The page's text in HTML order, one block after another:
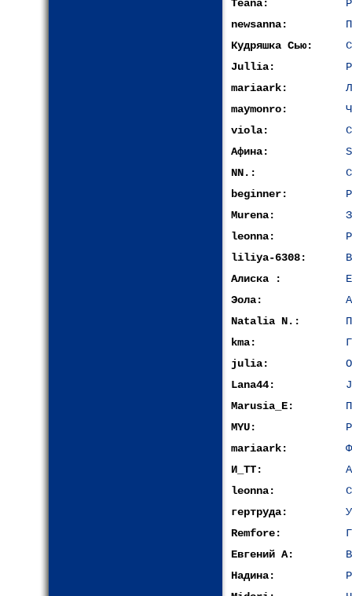
Teana:
newsanna:
Кудряшка Сью:
Jullia:
mariaark:
maymonro:
viola:
Афина:
NN.:
beginner:
Murena:
leonna:
liliya-6308:
Алиска :
Эола:
Natalia N.:
kma:
julia:
Lana44:
Marusia_E:
MYU:
mariaark:
И_ТТ:
leonna:
гертруда:
Remfore:
Евгений А:
Надина: